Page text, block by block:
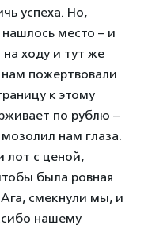
успеха. Но,
место – и
ходу и тут же
пожертвовали
к этому
по рублю –
нам глаза.
лот с ценой,
была ровная
смекнули мы, и
нашему